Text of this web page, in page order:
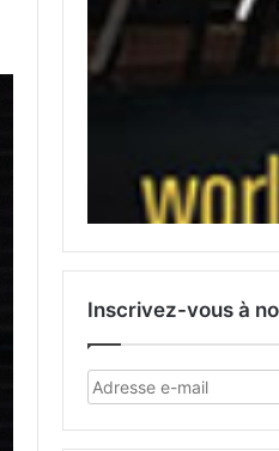
Inscrivez-vous à